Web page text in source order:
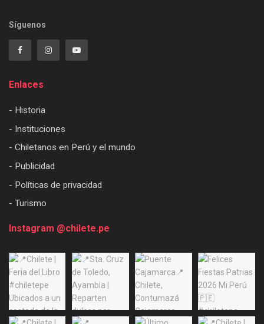
Síguenos
Enlaces
- Historia
- Instituciones
- Chiletanos en Perú y el mundo
- Publicidad
- Políticas de privacidad
- Turismo
Instagram @chilete.pe